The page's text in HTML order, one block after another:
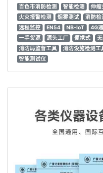
百色市消防检测
智能检测 伸缩
火灾报警检测
烟雾测试 消防检
远程监控
EN54 NB-IoT 4G
一手货源
源头工厂 便携式
消防局监督工具
消防设施检测工
智能测试仪